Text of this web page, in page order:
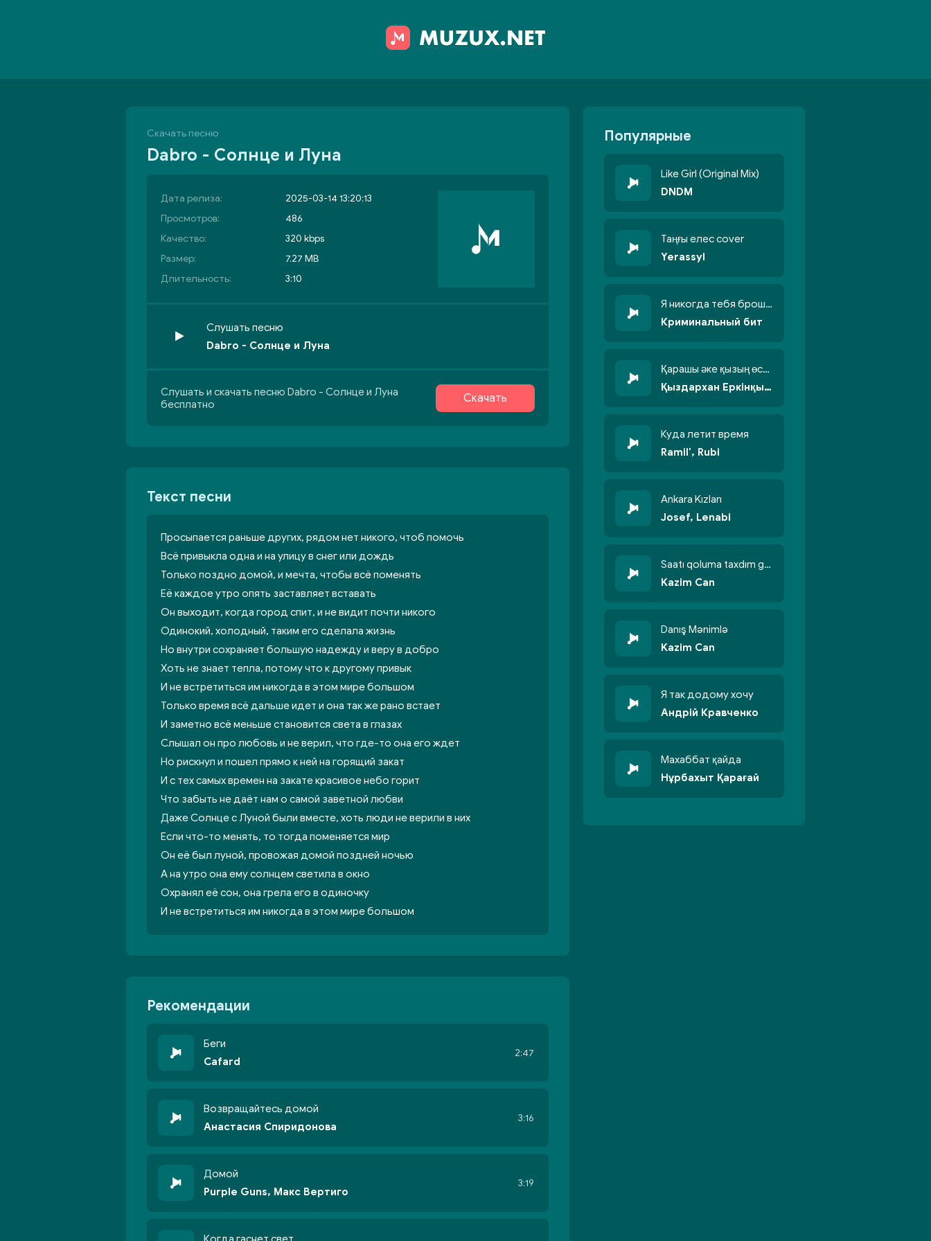
Скачать песню
Dabro - Солнце и Луна
Дата релиза:
2025-03-14 13:20:13
Просмотров:
486
Качество:
320 kbps
Размер:
7.27 MB
Длительность:
3:10
Слушать песню
Dabro - Солнце и Луна
Слушать и скачать песню Dabro - Солнце и Луна
бесплатно
Скачать
Текст песни
Просыпается раньше других, рядом нет никого, чтоб помочь
Всё привыкла одна и на улицу в снег или дождь
Только поздно домой, и мечта, чтобы всё поменять
Её каждое утро опять заставляет вставать
Он выходит, когда город спит, и не видит почти никого
Одинокий, холодный, таким его сделала жизнь
Но внутри сохраняет большую надежду и веру в добро
Хоть не знает тепла, потому что к другому привык
И не встретиться им никогда в этом мире большом
Только время всё дальше идет и она так же рано встает
И заметно всё меньше становится света в глазах
Слышал он про любовь и не верил, что где-то она его ждет
Но рискнул и пошел прямо к ней на горящий закат
И с тех самых времен на закате красивое небо горит
Что забыть не даёт нам о самой заветной любви
Даже Солнце с Луной были вместе, хоть люди не верили в них
Если что-то менять, то тогда поменяется мир
Он её был луной, провожая домой поздней ночью
А на утро она ему солнцем светила в окно
Охранял её сон, она грела его в одиночку
И не встретиться им никогда в этом мире большом
Рекомендации
Беги
Cafard
2:47
Возвращайтесь домой
Анастасия Спиридонова
3:16
Домой
Purple Guns, Макс Вертиго
3:19
Популярные
Like Girl (Original Mix)
DNDM
Таңғы елес cover
Yerassyl
Я никогда тебя брошу никогда не кину
Криминальный бит
Қарашы әке қызың өсті бойжеттіп
Қыздархан Еркінқызы
Куда летит время
Ramil', Rubi
Ankara Kızları
Josef, Lenabi
Saatı qoluma taxdım göyün üzünə qalxdım
Kazim Can
Danış Mənimlə
Kazim Can
Я так додому хочу
Андрій Кравченко
Махаббат қайда
Нұрбахыт Қарағай